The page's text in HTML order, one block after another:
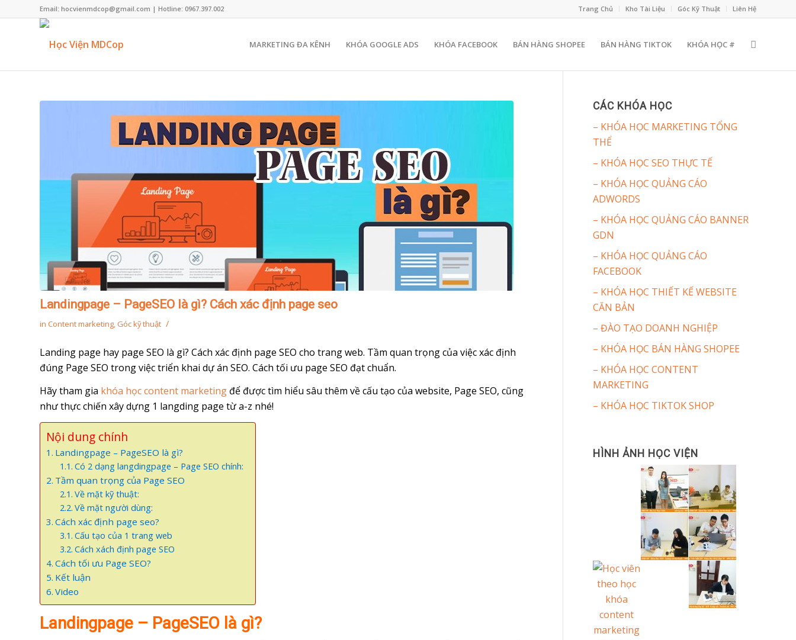
Trang Chủ Kho Tài Liệu Góc Kỹ Thuật Liên Hệ
Email: hocvienmdcop@gmail.com | Hotline: 0967.397.002
MARKETING ĐA KÊNH KHÓA GOOGLE ADS KHÓA FACEBOOK BÁN HÀNG SHOPEE BÁN HÀNG TIKTOK KHÓA HỌC #
Landingpage – PageSEO là gì? Cách xác định page seo
in Content marketing, Góc kỹ thuật /
Landing page hay page SEO là gì? Cách xác định page SEO cho trang web. Tầm quan trọng của việc xác định
đúng Page SEO trong việc triển khai dự án SEO. Cách tối ưu page SEO đạt chuẩn.
Hãy tham gia khóa học content marketing để được tìm hiểu sâu thêm về cấu tạo của website, Page SEO, cũng
như thực chiến xây dựng 1 langding page từ a-z nhé!
Nội dung chính
Landingpage – PageSEO là gì?
Có 2 dạng langdingpage – Page SEO chính:
Tầm quan trọng của Page SEO
Về mặt kỹ thuật:
Về mặt người dùng:
Cách xác định page seo?
Cấu tạo của 1 trang web
Cách xách định page SEO
Cách tối ưu Page SEO?
Kết luận
Video
Landingpage – PageSEO là gì?
CÁC KHÓA HỌC
– KHÓA HỌC MARKETING TỔNG
THỂ
– KHÓA HỌC SEO THỰC TẾ
– KHÓA HỌC QUẢNG CÁO
ADWORDS
– KHÓA HỌC QUẢNG CÁO BANNER
GDN
– KHÓA HỌC QUẢNG CÁO
FACEBOOK
– KHÓA HỌC THIẾT KẾ WEBSITE
CĂN BẢN
– ĐÀO TẠO DOANH NGHIỆP
– KHÓA HỌC BÁN HÀNG SHOPEE
– KHÓA HỌC CONTENT
MARKETING
– KHÓA HỌC TIKTOK SHOP
HÌNH ẢNH HỌC VIỆN